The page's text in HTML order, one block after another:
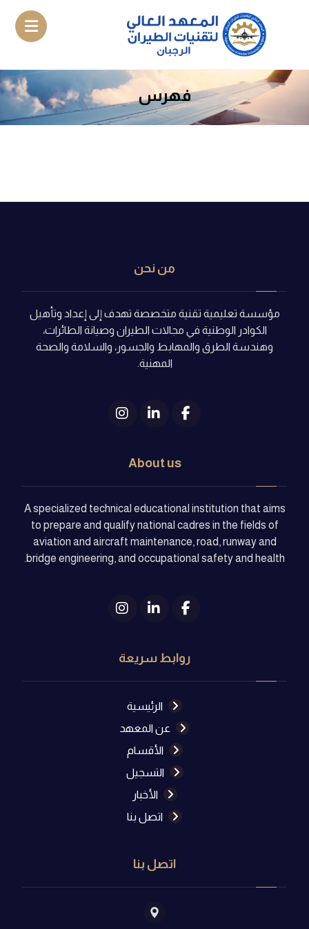
فهرس
من نحن
مؤسسة تعليمية تقنية متخصصة تهدف إلى إعداد وتأهيل
الكوادر الوطنية في مجالات الطيران وصيانة الطائرات،
وهندسة الطرق والمهابط والجسور، والسلامة والصحة
المهنية.
About us
A specialized technical educational institution that aims
to prepare and qualify national cadres in the fields of
aviation and aircraft maintenance, road, runway and
bridge engineering, and occupational safety and health.
روابط سريعة
الرئيسية
عن المعهد
الأقسام
التسجيل
الأخبار
اتصل بنا
اتصل بنا